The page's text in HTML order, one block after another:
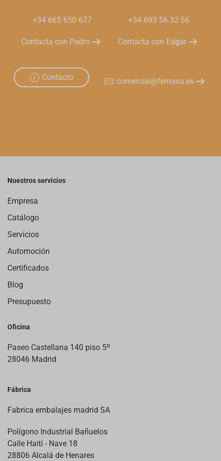
+34 665 650 677
Contacta con Pedro
+34 683 56 32 56
Contacta con Edgar
Contacto comercial@femasa.es
Nuestros servicios
Empresa
Catálogo
Servicios
Automoción
Certificados
Blog
Presupuesto
Oficina
Paseo Castellana 140 piso 5º
28046 Madrid
Fábrica
Fabrica embalajes madrid SA
Polígono Industrial Bañuelos
Calle Haití - Nave 18
28806 Alcalá de Henares